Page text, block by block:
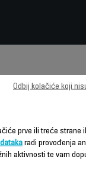
prve ili treće strane
radi provođenja
aktivnosti te vam
Odbij kolačiće koji